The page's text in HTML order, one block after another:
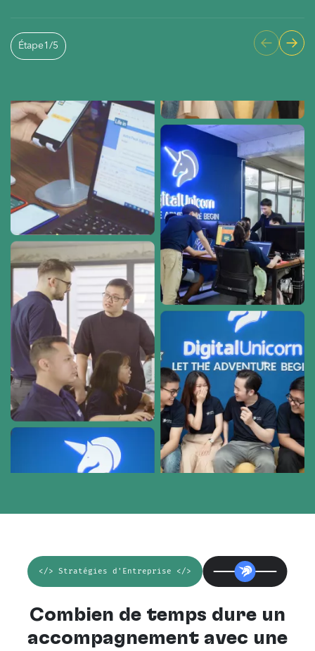
Étape1 /5
</> Stratégies d'Entreprise </>
Combien de temps dure un
accompagnement avec une